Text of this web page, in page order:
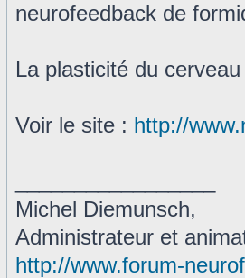
neurofeedback de
La plasticité du
Voir le site : http://
Michel Diemunsch,
Administrateur et
http://www.forum-